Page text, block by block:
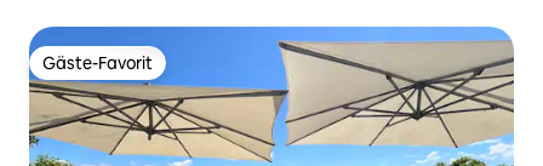
Gäste-Favorit
Gäste-Favorit